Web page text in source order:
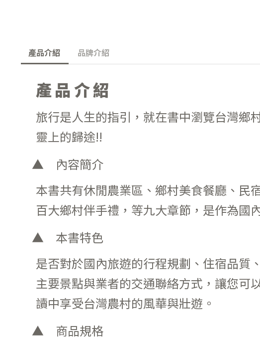
產品介紹 品牌介紹
產品介紹
旅行是人生的指引，就在書中瀏覽台灣鄉
靈上的歸途!!
內容簡介
本書共有休閒農業區、鄉村美食餐廳、民
百大鄉村伴手禮，等九大章節，是作為國
本書特色
是否對於國內旅遊的行程規劃、住宿品質
主要景點與業者的交通聯絡方式，讓您可
讀中享受台灣農村的風華與壯遊。
商品規格